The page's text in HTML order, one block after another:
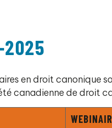
en droit canonique
canadienne de droit